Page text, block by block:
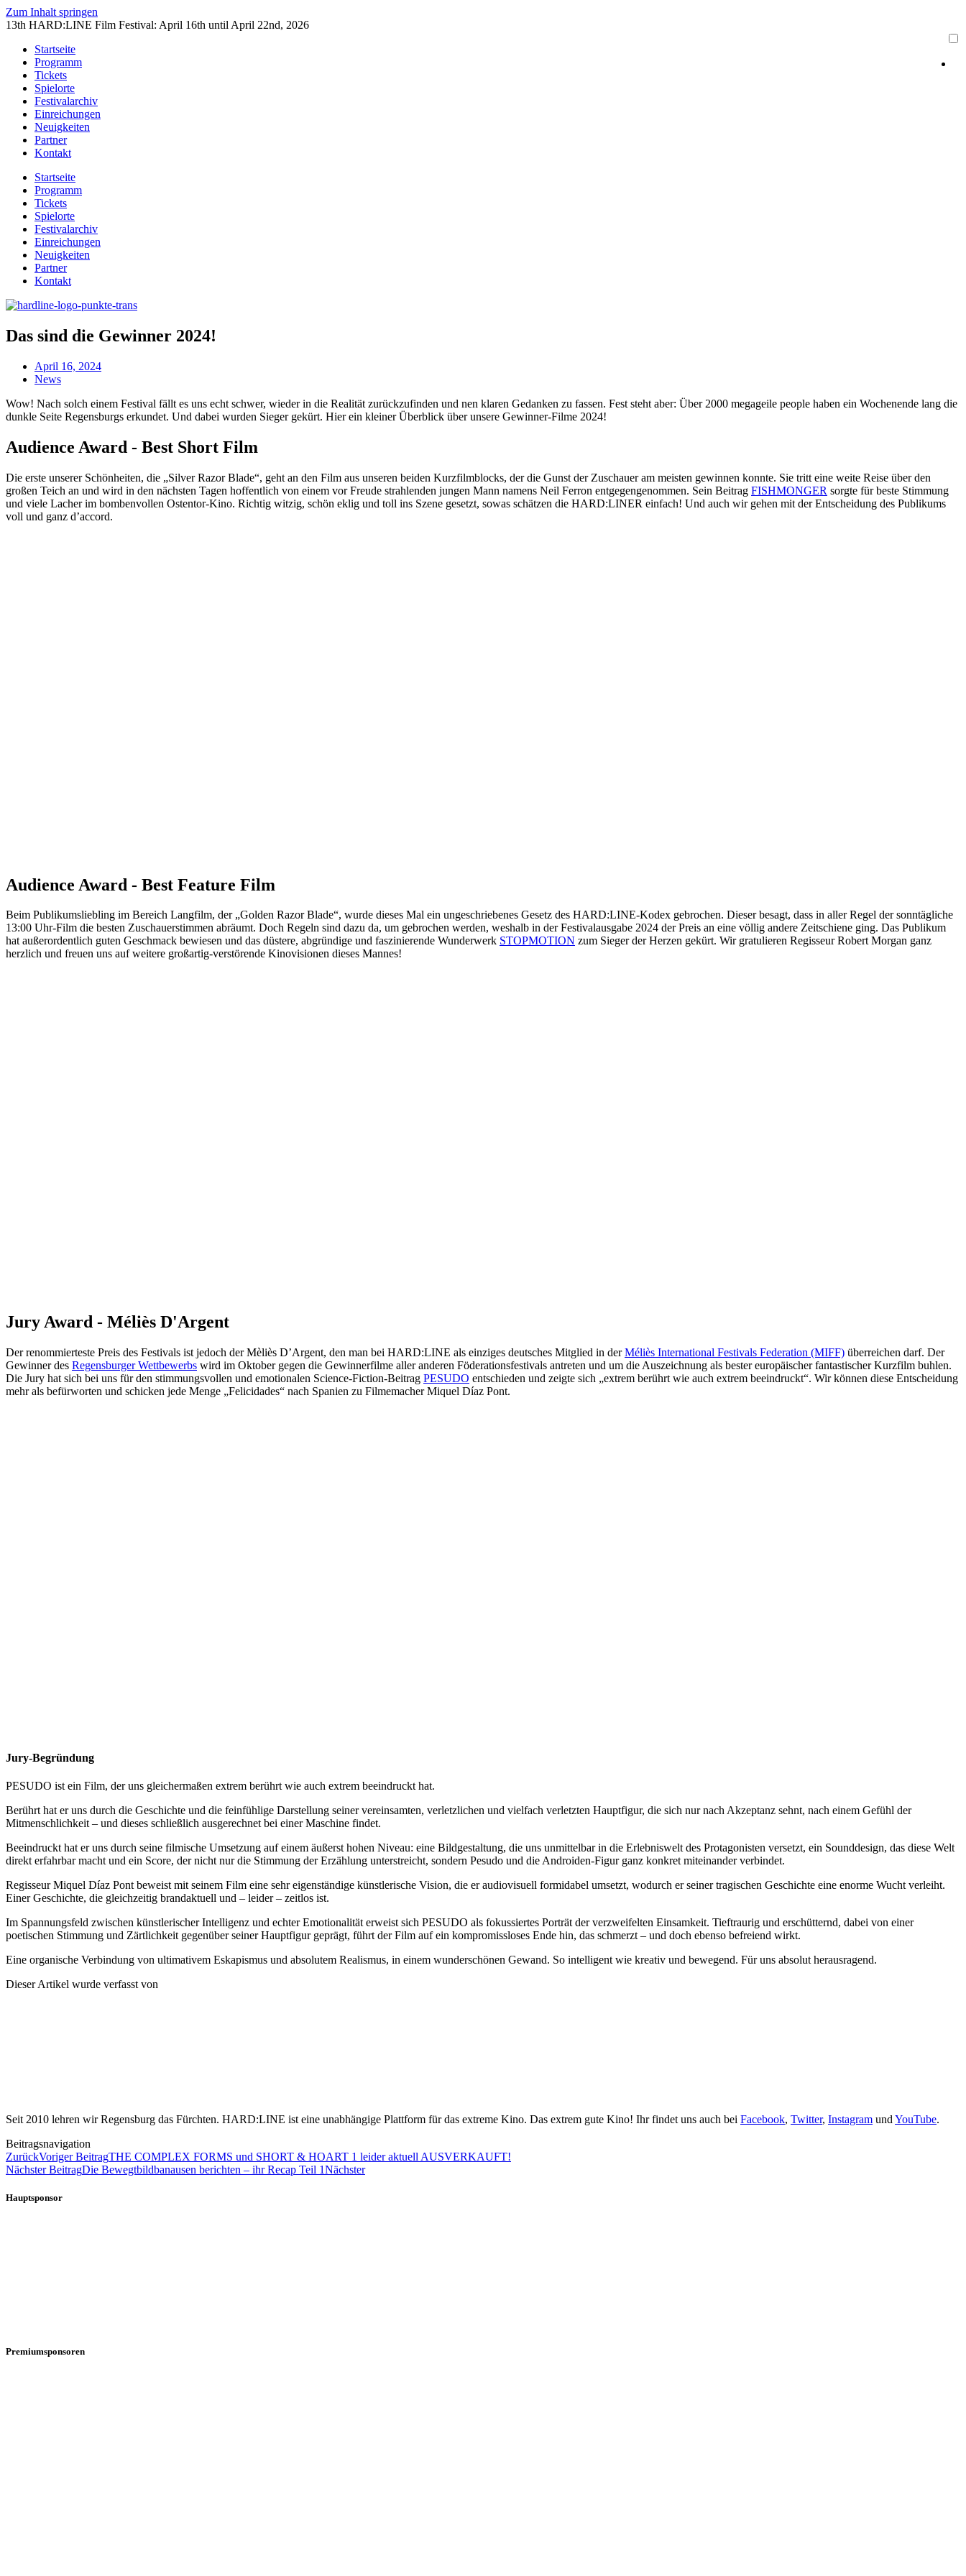
Zum Inhalt springen
13th HARD:LINE Film Festival: April 16th until April 22nd, 2026
Startseite
Programm
Tickets
Spielorte
Festivalarchiv
Einreichungen
Neuigkeiten
Partner
Kontakt
Startseite
Programm
Tickets
Spielorte
Festivalarchiv
Einreichungen
Neuigkeiten
Partner
Kontakt
Das sind die Gewinner 2024!
April 16, 2024
News
Wow! Nach solch einem Festival fällt es uns echt schwer, wieder in die Realität zurückzufinden und nen klaren Gedanken zu fassen. Fest steht aber: Über 2000 megageile people haben ein Wochenende lang die
dunkle Seite Regensburgs erkundet. Und dabei wurden Sieger gekürt. Hier ein kleiner Überblick über unsere Gewinner-Filme 2024!
Audience Award - Best Short Film
Die erste unserer Schönheiten, die „Silver Razor Blade“, geht an den Film aus unseren beiden Kurzfilmblocks, der die Gunst der Zuschauer am meisten gewinnen konnte. Sie tritt eine weite Reise über den
großen Teich an und wird in den nächsten Tagen hoffentlich von einem vor Freude strahlenden jungen Mann namens Neil Ferron entgegengenommen. Sein Beitrag FISHMONGER sorgte für beste Stimmung
und viele Lacher im bombenvollen Ostentor-Kino. Richtig witzig, schön eklig und toll ins Szene gesetzt, sowas schätzen die HARD:LINER einfach! Und auch wir gehen mit der Entscheidung des Publikums
voll und ganz d’accord.
Audience Award - Best Feature Film
Beim Publikumsliebling im Bereich Langfilm, der „Golden Razor Blade“, wurde dieses Mal ein ungeschriebenes Gesetz des HARD:LINE-Kodex gebrochen. Dieser besagt, dass in aller Regel der sonntägliche
13:00 Uhr-Film die besten Zuschauerstimmen abräumt. Doch Regeln sind dazu da, um gebrochen werden, weshalb in der Festivalausgabe 2024 der Preis an eine völlig andere Zeitschiene ging. Das Publikum
hat außerordentlich guten Geschmack bewiesen und das düstere, abgründige und faszinierende Wunderwerk STOPMOTION zum Sieger der Herzen gekürt. Wir gratulieren Regisseur Robert Morgan ganz
herzlich und freuen uns auf weitere großartig-verstörende Kinovisionen dieses Mannes!
Jury Award - Méliès D'Argent
Der renommierteste Preis des Festivals ist jedoch der Mèliès D’Argent, den man bei HARD:LINE als einziges deutsches Mitglied in derMéliès International Festivals Federation (MIFF) überreichen darf. Der
Gewinner des Regensburger Wettbewerbs wird im Oktober gegen die Gewinnerfilme aller anderen Föderationsfestivals antreten und um die Auszeichnung als bester europäischer fantastischer Kurzfilm buhlen.
Die Jury hat sich bei uns für den stimmungsvollen und emotionalen Science-Fiction-Beitrag PESUDO entschieden und zeigte sich „extrem berührt wie auch extrem beeindruckt“. Wir können diese Entscheidung
mehr als befürworten und schicken jede Menge „Felicidades“ nach Spanien zu Filmemacher Miquel Díaz Pont.
Jury-Begründung
PESUDO ist ein Film, der uns gleichermaßen extrem berührt wie auch extrem beeindruckt hat.
Berührt hat er uns durch die Geschichte und die feinfühlige Darstellung seiner vereinsamten, verletzlichen und vielfach verletzten Hauptfigur, die sich nur nach Akzeptanz sehnt, nach einem Gefühl der
Mitmenschlichkeit – und dieses schließlich ausgerechnet bei einer Maschine findet.
Beeindruckt hat er uns durch seine filmische Umsetzung auf einem äußerst hohen Niveau: eine Bildgestaltung, die uns unmittelbar in die Erlebniswelt des Protagonisten versetzt, ein Sounddesign, das diese Welt
direkt erfahrbar macht und ein Score, der nicht nur die Stimmung der Erzählung unterstreicht, sondern Pesudo und die Androiden-Figur ganz konkret miteinander verbindet.
Regisseur Miquel Díaz Pont beweist mit seinem Film eine sehr eigenständige künstlerische Vision, die er audiovisuell formidabel umsetzt, wodurch er seiner tragischen Geschichte eine enorme Wucht verleiht.
Einer Geschichte, die gleichzeitig brandaktuell und – leider – zeitlos ist.
Im Spannungsfeld zwischen künstlerischer Intelligenz und echter Emotionalität erweist sich PESUDO als fokussiertes Porträt der verzweifelten Einsamkeit. Tieftraurig und erschütternd, dabei von einer
poetischen Stimmung und Zärtlichkeit gegenüber seiner Hauptfigur geprägt, führt der Film auf ein kompromissloses Ende hin, das schmerzt – und doch ebenso befreiend wirkt.
Eine organische Verbindung von ultimativem Eskapismus und absolutem Realismus, in einem wunderschönen Gewand. So intelligent wie kreativ und bewegend. Für uns absolut herausragend.
Dieser Artikel wurde verfasst von
Seit 2010 lehren wir Regensburg das Fürchten. HARD:LINE ist eine unabhängige Plattform für das extreme Kino. Das extrem gute Kino! Ihr findet uns auch bei Facebook, Twitter, Instagram und YouTube.
Beitragsnavigation
ZurückVoriger BeitragTHE COMPLEX FORMS und SHORT & HOART 1 leider aktuell AUSVERKAUFT!
Nächster BeitragDie Bewegtbildbanausen berichten – ihr Recap Teil 1Nächster
Hauptsponsor
Premiumsponsoren